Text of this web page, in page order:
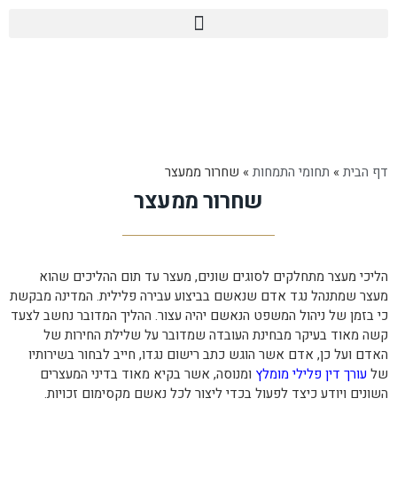
דף הבית » תחומי התמחות » שחרור ממעצר
שחרור ממעצר
הליכי מעצר מתחלקים לסוגים שונים, מעצר עד תום ההליכים שהוא
מעצר שמתנהל נגד אדם שנאשם בביצוע עבירה פלילית. המדינה מבקשת
כי בזמן של ניהול המשפט הנאשם יהיה עצור. ההליך המדובר נחשב לצעד
קשה מאוד בעיקר מבחינת העובדה שמדובר על שלילת החירות של
האדם ועל כן, אדם אשר הוגש כתב רישום נגדו, חייב לבחור בשירותיו
שלעורך דין פלילי מומלץ ומנוסה, אשר בקיא מאוד בדיני המעצרים
השונים ויודע כיצד לפעול בכדי ליצור לכל נאשם מקסימום זכויות.